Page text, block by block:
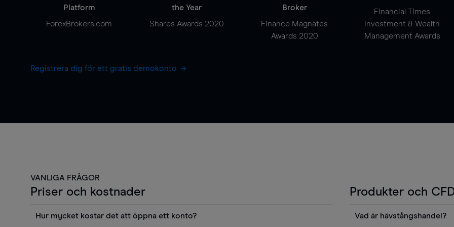
Platform
ForexBrokers.com
the Year
Shares Awards 2020
Broker
Finance Magnates
Awards 2020
Financial Times
Investment & Wealth
Management Awards
Registrera dig för ett gratis demokonto
VANLIGA FRÅGOR
Priser och kostnader
Hur mycket kostar det att öppna ett konto?
Produkter och
Vad är hävstångshandel?